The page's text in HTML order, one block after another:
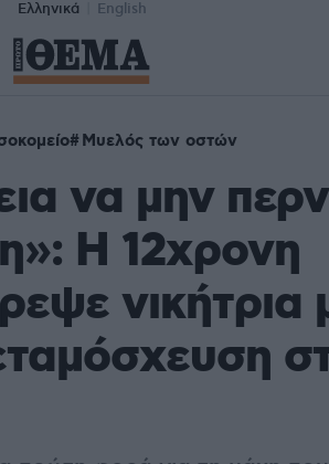
Ελληνικά English
Μυελός των οστών
να μην
Η 12χρονη
νικήτρια